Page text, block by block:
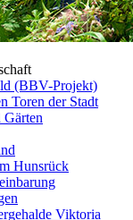
(BBV-Projekt)
Toren der Stadt
Hunsrück
Viktoria